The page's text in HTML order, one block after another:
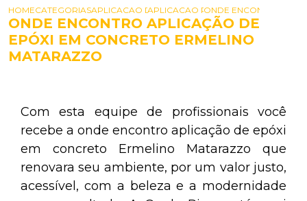
HOMECATEGORIASAPLICACAO DE EPOXISAPLICACAO RESINA EPOXI PISO
ONDE ENCONTRO
ONDE ENCONTRO APLICAÇÃO DE
EPÓXI EM CONCRETO ERMELINO
MATARAZZO
Com esta equipe de profissionais você
recebe a onde encontro aplicação de epóxi
em concreto Ermelino Matarazzo que
renovara seu ambiente, por um valor justo,
acessível, com a beleza e a modernidade